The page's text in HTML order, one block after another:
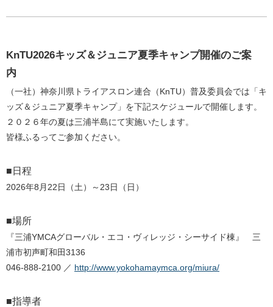
KnTU2026キッズ＆ジュニア夏季キャンプ開催のご案
内
（一社）神奈川県トライアスロン連合（KnTU）普及委員会では「キ
ッズ＆ジュニア夏季キャンプ」を下記スケジュールで開催します。
２０２６年の夏は三浦半島にて実施いたします。
皆様ふるってご参加ください。
■日程
2026年8月22日（土）～23日（日）
■場所
『三浦YMCAグローバル・エコ・ヴィレッジ・シーサイド棟』 三
浦市初声町和田3136
046-888-2100 ／ http://www.yokohamaymca.org/miura/
■指導者